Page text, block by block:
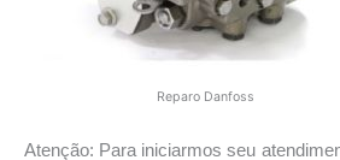
Reparo Danfoss
Atenção: Para iniciarmos seu